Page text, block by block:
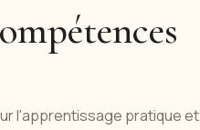
l'apprentissage pratique et